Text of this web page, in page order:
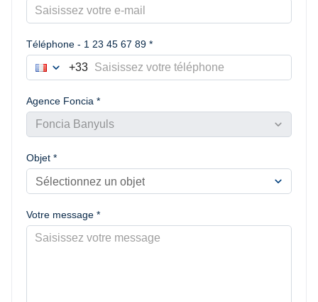
Téléphone - 1 23 45 67 89 *
France
Choisir le préfixe du numéro de téléphone
expand_more +33
Agence Foncia *
Foncia Banyuls expand_more
Objet *
Sélectionnez un objet expand_more
Votre message *